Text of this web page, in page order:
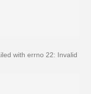
with errno 22: Invalid